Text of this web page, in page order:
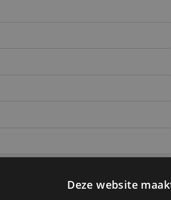
Deze website